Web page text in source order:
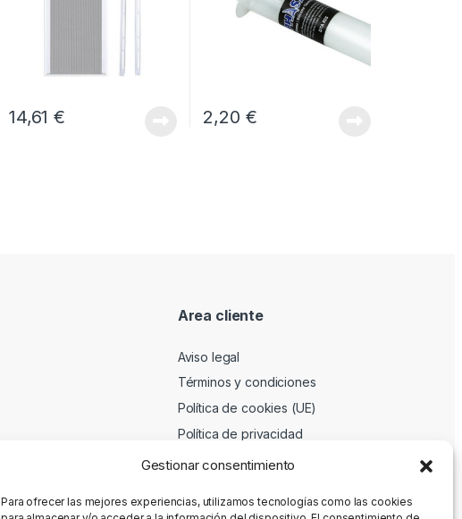
Gestionar consentimiento
Para ofrecer las mejores experiencias, utilizamos tecnologías como las cookies
14,61€ 2,20 €
Area cliente
Aviso legal
Términos y condiciones
Política de cookies (UE)
Política de privacidad